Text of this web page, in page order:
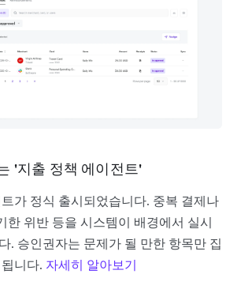
'지출 정책 에이전트'
가 정식 출시되었습니다. 중복 결제나
한 위반 등을 시스템이 배경에서 실시
. 승인권자는 문제가 될 만한 항목만 집
니다. 자세히 알아보기